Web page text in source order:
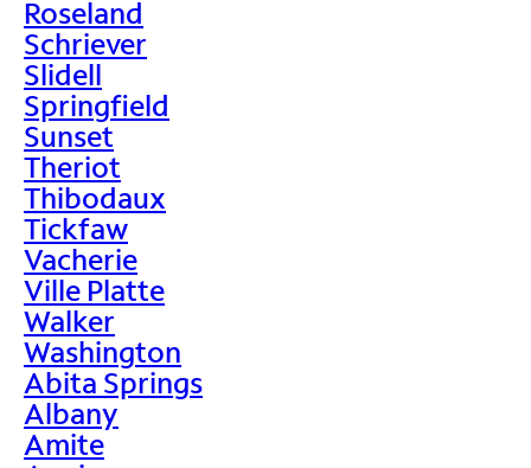
Roseland
Schriever
Slidell
Springfield
Sunset
Theriot
Thibodaux
Tickfaw
Vacherie
Ville Platte
Walker
Washington
Abita Springs
Albany
Amite